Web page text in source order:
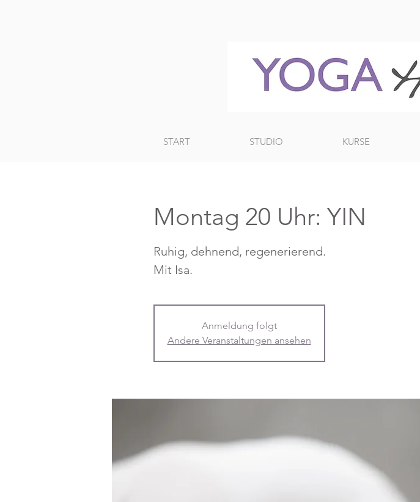
START STUDIO KURSE
Montag 20 Uhr: YIN
Ruhig, dehnend, regenerierend.
Mit Isa.
Anmeldung folgt
Andere Veranstaltungen ansehen